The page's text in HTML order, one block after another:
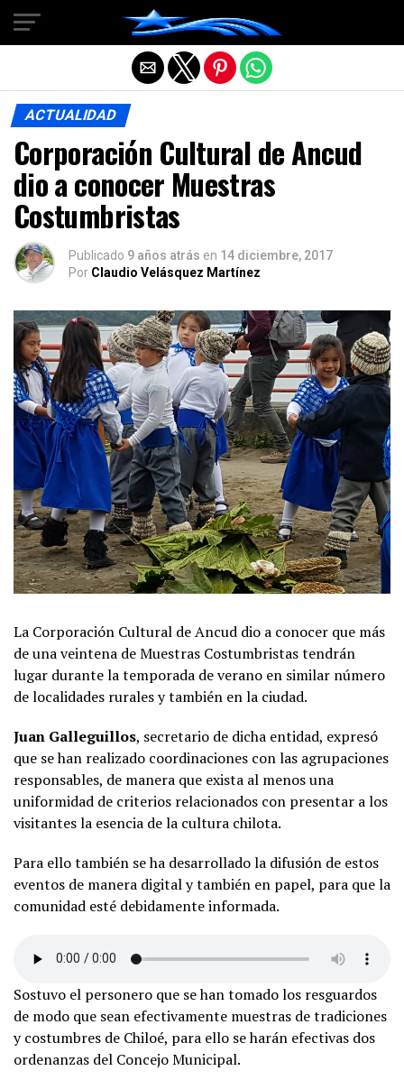
ACTUALIDAD
Corporación Cultural de Ancud
dio a conocer Muestras
Costumbristas
Publicado 9 años atrás en 14 diciembre, 2017
Por Claudio Velásquez Martínez
La Corporación Cultural de Ancud dio a conocer que más
de una veintena de Muestras Costumbristas tendrán
lugar durante la temporada de verano en similar número
de localidades rurales y también en la ciudad.
Juan Galleguillos, secretario de dicha entidad, expresó
que se han realizado coordinaciones con las agrupaciones
responsables, de manera que exista al menos una
uniformidad de criterios relacionados con presentar a los
visitantes la esencia de la cultura chilota.
Para ello también se ha desarrollado la difusión de estos
eventos de manera digital y también en papel, para que la
comunidad esté debidamente informada.
Sostuvo el personero que se han tomado los resguardos
de modo que sean efectivamente muestras de tradiciones
y costumbres de Chiloé, para ello se harán efectivas dos
ordenanzas del Concejo Municipal.
Salir de la versión móvil